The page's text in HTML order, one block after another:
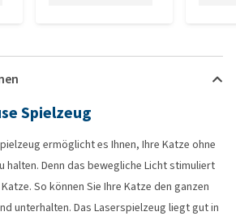
Spielzeug
ermöglicht es Ihnen, Ihre Katze ohne
halten. Denn das bewegliche Licht stimuliert
So können Sie Ihre Katze den ganzen
unterhalten. Das Laserspielzeug liegt gut in